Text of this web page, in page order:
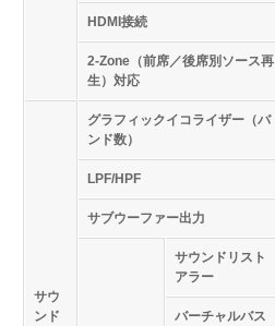
HDMI接続
2-Zone（前席／後席別ソース再
生）対応
サウ
ンド
グラフィックイコライザー（バ
ンド数）
LPF/HPF
サブウーファー出力
サウンドリスト
アラー
バーチャルバス